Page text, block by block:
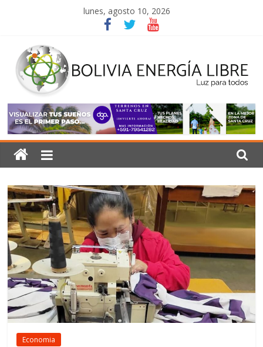
lunes, agosto 10, 2026
Bolivia
Energía
Libre
Luz
para
todos
Economia